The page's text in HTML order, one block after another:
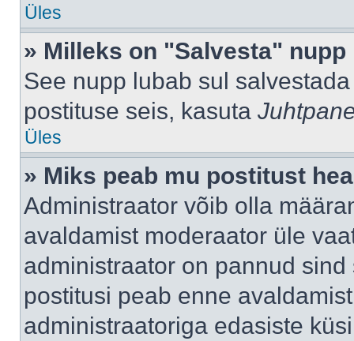
Üles
» Milleks on "Salvesta"
See nupp lubab sul
postituse seis, kasuta
Üles
» Miks peab mu postitust
Administraator võib olla
avaldamist moderaator üle
administraator on pannud
postitusi peab enne
administraatoriga edasiste